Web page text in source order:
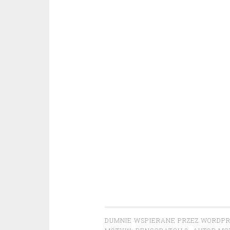
DUMNIE WSPIERANE PRZEZ